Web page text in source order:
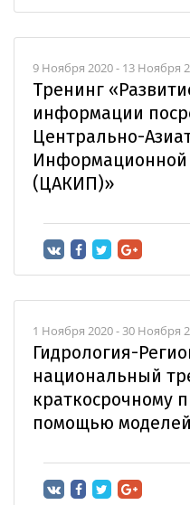
9 Ноября 2020 - 13 Ноября
Тренинг
информации
Центрально-
(ЦАКИП)»
1 Ноября 2020 - 30 Ноября
Гидрология-
национальный
краткосрочному
помощью моделей